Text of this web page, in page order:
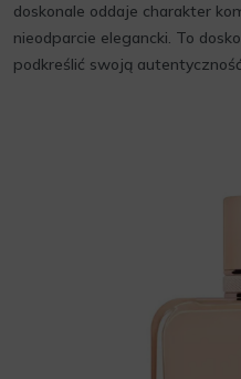
doskonale oddaje charakter
nieodparcie elegancki. To
podkreślić swoją